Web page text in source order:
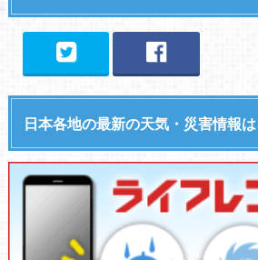
日本各地の最新の天気・災害情報